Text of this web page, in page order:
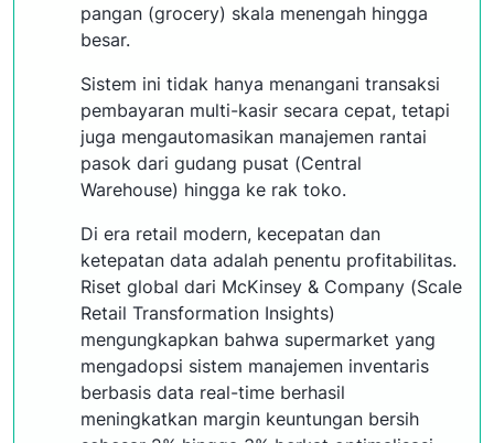
pangan (grocery) skala menengah hingga
besar.
Sistem ini tidak hanya menangani transaksi
pembayaran multi-kasir secara cepat, tetapi
juga mengautomasikan manajemen rantai
pasok dari gudang pusat (Central
Warehouse) hingga ke rak toko.
Di era retail modern, kecepatan dan
ketepatan data adalah penentu profitabilitas.
Riset global dari McKinsey & Company (Scale
Retail Transformation Insights)
mengungkapkan bahwa supermarket yang
mengadopsi sistem manajemen inventaris
berbasis data real-time berhasil
meningkatkan margin keuntungan bersih